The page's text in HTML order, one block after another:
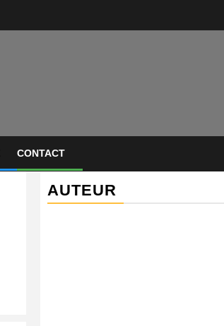
CONTACT
AUTEUR